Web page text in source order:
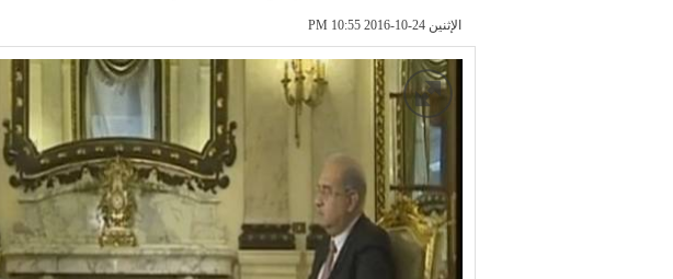
الإثنين 24-10-2016 PM 10:55